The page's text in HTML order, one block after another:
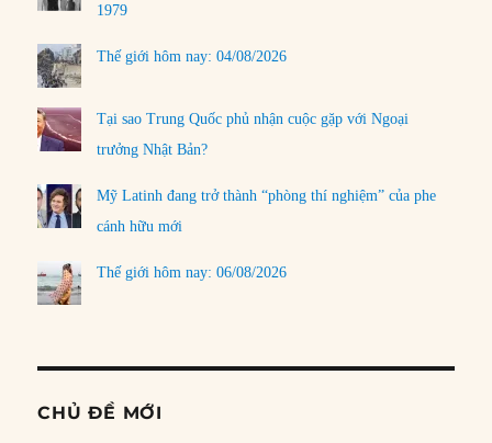
1979
Thế giới hôm nay: 04/08/2026
Tại sao Trung Quốc phủ nhận cuộc gặp với Ngoại
trưởng Nhật Bản?
Mỹ Latinh đang trở thành “phòng thí nghiệm” của phe
cánh hữu mới
Thế giới hôm nay: 06/08/2026
CHỦ ĐỀ MỚI